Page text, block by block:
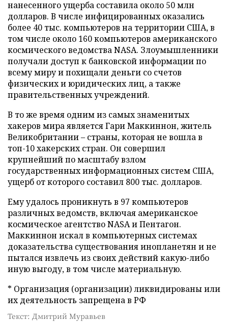
нанесенного ущерба составила около 50 млн
долларов. В числе инфицированных оказались
более 40 тыс. компьютеров на территории США, в
том числе около 160 компьютеров американского
космического ведомства NASA. Злоумышленники
получали доступ к банковской информации по
всему миру и похищали деньги со счетов
физических и юридических лиц, а также
правительственных учреждений.
В то же время одним из самых знаменитых
хакеров мира является Гари Маккиннон, житель
Великобритании – страны, которая не вошла в
топ-10 хакерских стран. Он совершил
крупнейший по масштабу взлом
государственных информационных систем США,
ущерб от которого составил 800 тыс. долларов.
Ему удалось проникнуть в 97 компьютеров
различных ведомств, включая американское
космическое агентство NASA и Пентагон.
Маккиннон искал в компьютерных системах
доказательства существования инопланетян и не
пытался извлечь из своих действий какую-либо
иную выгоду, в том числе материальную.
* Организация (организации) ликвидированы или
их деятельность запрещена в РФ
Текст: Дмитрий Муравьев